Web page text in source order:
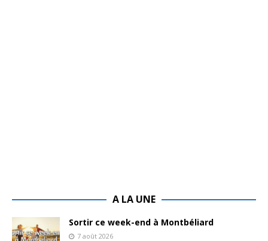
A LA UNE
Sortir ce week-end à Montbéliard
7 août 2026